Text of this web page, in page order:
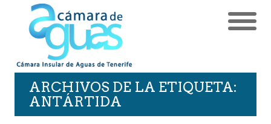
ARCHIVOS DE LA ETIQUETA:
ANTÁRTIDA